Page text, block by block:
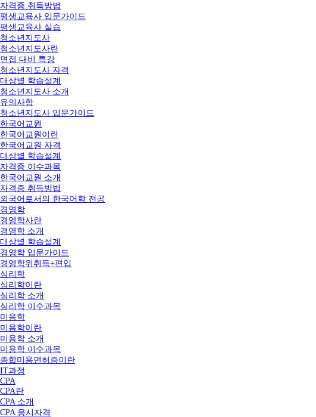
자격증 취득방법
평생교육사 입문가이드
평생교육사 실습
청소년지도사
청소년지도사란
면접 대비 특강
청소년지도사 자격
대상별 학습설계
청소년지도사 소개
유의사항
청소년지도사 입문가이드
한국어교원
한국어교원이란
한국어교원 자격
대상별 학습설계
자격증 이수과목
한국어교원 소개
자격증 취득방법
외국어로서의 한국어학 전공
경영학
경영학사란
경영학 소개
대상별 학습설계
경영학 입문가이드
경영학위취득+편입
심리학
심리학이란
심리학 소개
심리학 이수과목
미용학
미용학이란
미용학 소개
미용학 이수과목
종합미용면허증이란
IT과정
CPA
CPA란
CPA 소개
CPA 응시자격